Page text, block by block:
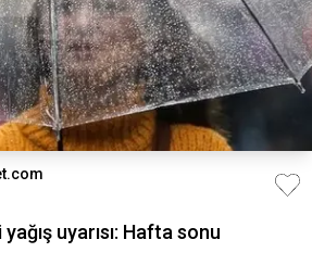
uyarısı: Hafta sonu